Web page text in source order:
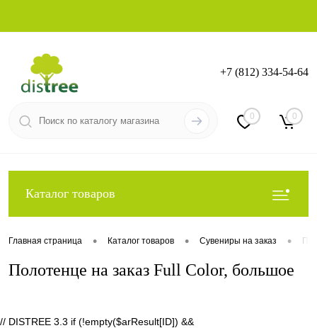
Вход Регистрация
+7 (812) 334-54-64
0 0
Каталог товаров
Главная страница • Каталог товаров • Сувениры на заказ •
Полотенце на заказ Full Color, большое
// DISTREE 3.3 if (!empty($arResult[ID]) &&